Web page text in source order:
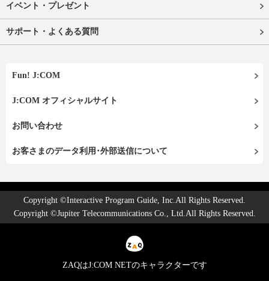
イベント・プレゼント
サポート・よくある質問
Fun! J:COM
J:COM オフィシャルサイト
お問い合わせ
お客さまのデータ利用･外部送信について
Copyright ©Interactive Program Guide, Inc.All Rights Reserved.
Copyright ©Jupiter Telecommunications Co., Ltd.All Rights Reserved.
ZAQはJ:COM NETのキャラクターです